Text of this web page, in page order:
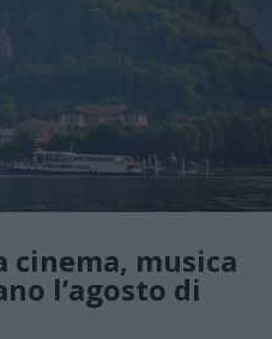
cinema, musica
l’agosto di